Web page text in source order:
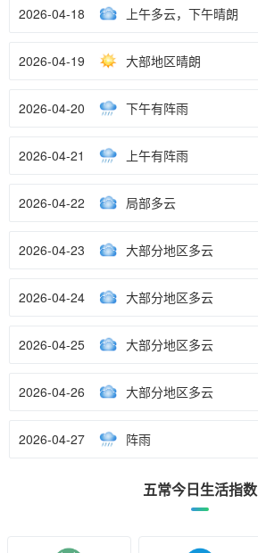
2026-04-18 上午多云，下午晴朗
2026-04-19 大部地区晴朗
2026-04-20 下午有阵雨
2026-04-21 上午有阵雨
2026-04-22 局部多云
2026-04-23 大部分地区多云
2026-04-24 大部分地区多云
2026-04-25 大部分地区多云
2026-04-26 大部分地区多云
2026-04-27 阵雨
五常今日生活指数